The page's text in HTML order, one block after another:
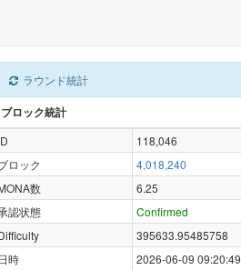
ラウンド統計
ブロック統計
118,046
ロック
4,018,240
数
6.25
認状態
Confirmed
395633.95485758
日時
2026-06-09 09:20:49